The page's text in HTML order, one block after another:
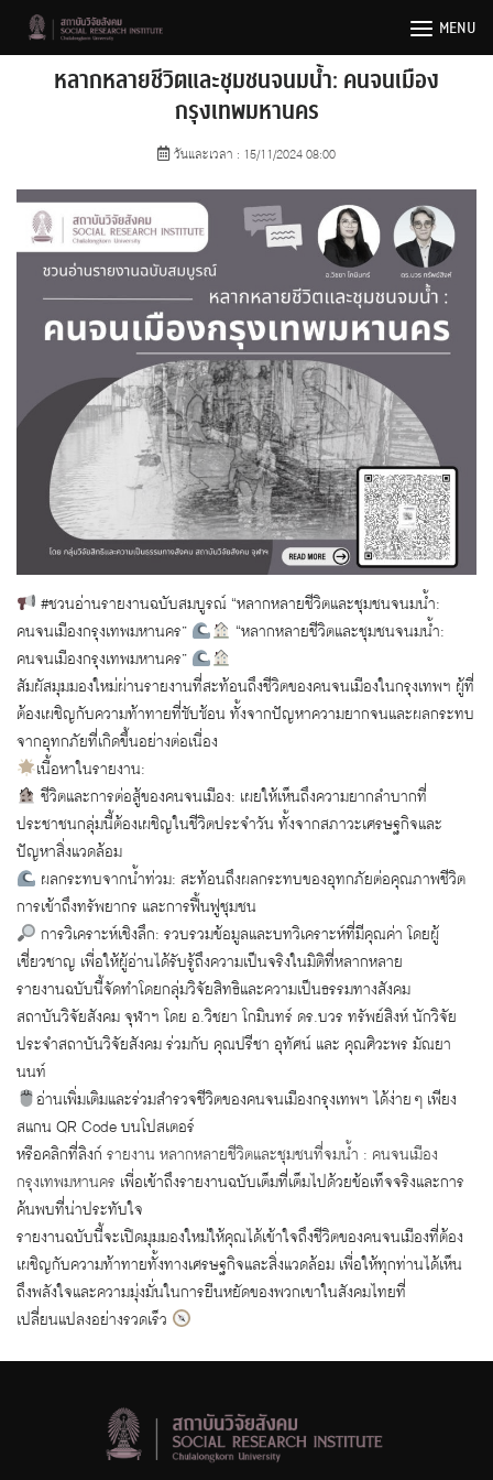
MENU
หลากหลายชีวิตและชุมชนจนมน้ำ: คนจนเมือง
กรุงเทพมหานคร
วันและเวลา : 15/11/2024 08:00
#ชวนอ่านรายงานฉบับสมบูรณ์ “หลากหลายชีวิตและชุมชนจนมน้ำ:
คนจนเมืองกรุงเทพมหานคร”
“หลากหลายชีวิตและชุมชนจนมน้ำ:
คนจนเมืองกรุงเทพมหานคร”
สัมผัสมุมมองใหม่ผ่านรายงานที่สะท้อนถึงชีวิตของคนจนเมืองในกรุงเทพฯ ผู้ที่
ต้องเผชิญกับความท้าทายที่ซับซ้อน ทั้งจากปัญหาความยากจนและผลกระทบ
จากอุทกภัยที่เกิดขึ้นอย่างต่อเนื่อง
เนื้อหาในรายงาน:
ชีวิตและการต่อสู้ของคนจนเมือง: เผยให้เห็นถึงความยากลำบากที่
ประชาชนกลุ่มนี้ต้องเผชิญในชีวิตประจำวัน ทั้งจากสภาวะเศรษฐกิจและ
ปัญหาสิ่งแวดล้อม
ผลกระทบจากน้ำท่วม: สะท้อนถึงผลกระทบของอุทกภัยต่อคุณภาพชีวิต
การเข้าถึงทรัพยากร และการฟื้นฟูชุมชน
การวิเคราะห์เชิงลึก: รวบรวมข้อมูลและบทวิเคราะห์ที่มีคุณค่า โดยผู้
เชี่ยวชาญ เพื่อให้ผู้อ่านได้รับรู้ถึงความเป็นจริงในมิติที่หลากหลาย
รายงานฉบับนี้จัดทำโดยกลุ่มวิจัยสิทธิและความเป็นธรรมทางสังคม
สถาบันวิจัยสังคม จุฬาฯ โดย อ.วิชยา โกมินทร์ ดร.บวร ทรัพย์สิงห์ นักวิจัย
ประจำสถาบันวิจัยสังคม ร่วมกับ คุณปรีชา อุทัศน์ และ คุณศิวะพร มัณยา
นนท์
อ่านเพิ่มเติมและร่วมสำรวจชีวิตของคนจนเมืองกรุงเทพฯ ได้ง่าย ๆ เพียง
สแกน QR Code บนโปสเตอร์
หรือคลิกที่ลิงก์ รายงาน หลากหลายชีวิตและชุมชนที่จมน้ำ : คนจนเมือง
กรุงเทพมหานคร เพื่อเข้าถึงรายงานฉบับเต็มที่เต็มไปด้วยข้อเท็จจริงและการ
ค้นพบที่น่าประทับใจ
รายงานฉบับนี้จะเปิดมุมมองใหม่ให้คุณได้เข้าใจถึงชีวิตของคนจนเมืองที่ต้อง
เผชิญกับความท้าทายทั้งทางเศรษฐกิจและสิ่งแวดล้อม เพื่อให้ทุกท่านได้เห็น
ถึงพลังใจและความมุ่งมั่นในการยืนหยัดของพวกเขาในสังคมไทยที่
เปลี่ยนแปลงอย่างรวดเร็ว